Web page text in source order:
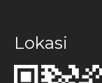
Lokasi